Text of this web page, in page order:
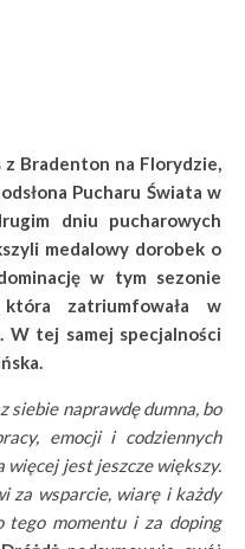
Bradenton na Florydzie,
Pucharu Świata w
dniu pucharowych
medalowy dorobek o
w tym sezonie
zatriumfowała w
W tej samej specjalności
siebie naprawdę dumna, bo
emocji i codziennych
więcej jest jeszcze większy.
za wsparcie, wiarę i każdy
tego momentu i za doping